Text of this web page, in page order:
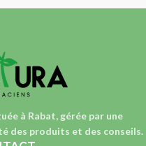
à Rabat, gérée par une
des produits et des conseils.